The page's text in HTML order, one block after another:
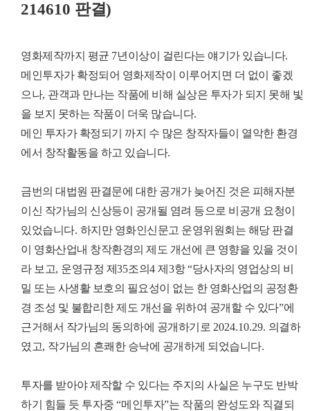
214610 판결)
영화제작까지 평균 7년이상이 걸린다는 얘기가 있습니다.
메인투자가 확정되어 영화제작이 이루어지면 더 없이 좋겠
으나, 관객과 만나는 작품에 비해 실상은 투자가 되지 못해 빛
을 보지 못하는 작품이 더욱 많습니다.
메인 투자가 확정되기 까지 수 많은 창작자들이 열악한 환경
에서 창작활동을 하고 있습니다.
금번의 대법원 판결문에 대한 공개가 늦어진 것은 피해자분
이신 작가님의 신상등이 공개될 염려 등으로 비공개 요청이
있었습니다. 하지만 영화인신문고 운영위원회는 해당 판결
이 영화산업내 창작환경의 제도 개선에 큰 영향을 있을 것이
라 보고, 운영규정 제 35조의4 제 3항“당사자의 영업상의 비
밀 또는 사생활 보호의 필요성이 없는 한 영화산업의 공정환
경 조성 및 불합리한 제도 개선을 위하여 공개할 수 있다”에
근거해서 작가님의 동의하에 공개하기로 2024.10.29. 의결하
였고, 작가님의 흔쾌한 승낙에 공개하게 되었습니다.
투자를 받아야 제작할 수 있다는 주지의 사실은 누구도 반박
하기 힘들 듯 투자중 “메인투자”는 작품의 완성도와 직결되